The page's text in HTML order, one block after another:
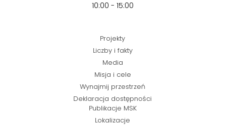
10:00 - 15:00
Projekty
Liczby i fakty
Media
Misja i cele
Wynajmij przestrzeń
Deklaracja dostępności
Publikacje MSK
Lokalizacje